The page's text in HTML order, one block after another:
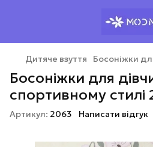
Дитяче взуття Босоніжки
Босоніжки для
спортивному стилі
Артикул: 2063 Написати відгук